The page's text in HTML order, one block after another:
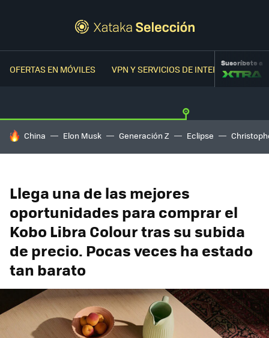
OFERTAS EN MÓVILES VPN Y SERVICIOS DE INTERNETSuscríbete a
HOY SE HABLA DE
China Elon Musk Generación Z Eclipse
Llega una de las mejores
oportunidades para comprar el
Kobo Libra Colour tras su subida
de precio. Pocas veces ha estado
tan barato